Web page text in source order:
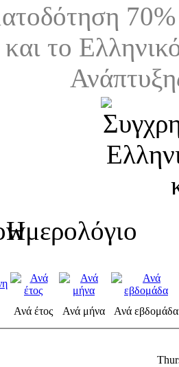
το
Ημερολόγιο
Ανά έτος Ανά μήνα
Ανά εβδομάδα